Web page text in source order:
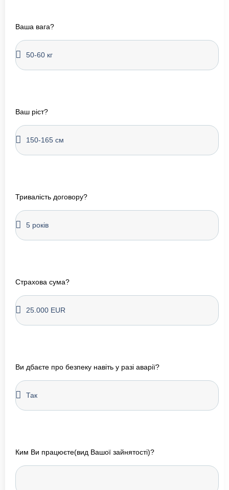
Ваша вага?
Ваш ріст?
Тривалість договору?
Страхова сума?
Ви дбаєте про безпеку навіть у разі аварії?
Ким Ви працюєте(вид Вашої зайнятості)?